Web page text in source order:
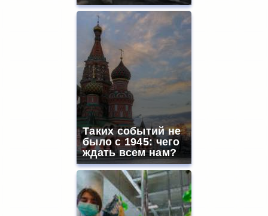
Таких событий не
было с 1945: чего
ждать всем нам?